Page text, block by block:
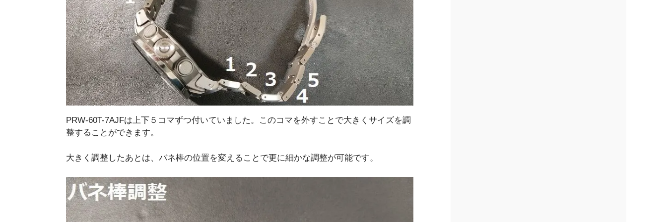
PRW-60T-7AJFは上下５コマずつ付いていました。このコマを外すことで大きくサイズを調
整することができます。
大きく調整したあとは、バネ棒の位置を変えることで更に細かな調整が可能です。